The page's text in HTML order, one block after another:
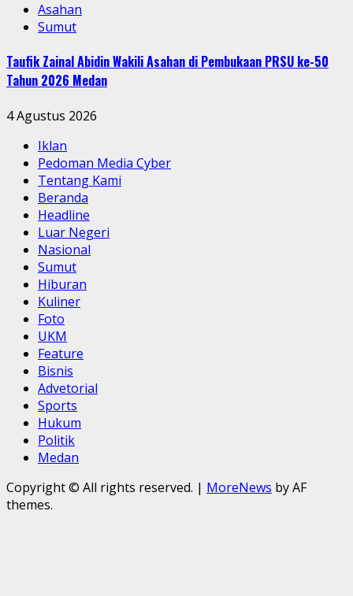
Asahan
Sumut
Taufik Zainal Abidin Wakili Asahan di Pembukaan PRSU ke-50
Tahun 2026 Medan
4 Agustus 2026
Iklan
Pedoman Media Cyber
Tentang Kami
Beranda
Headline
Luar Negeri
Nasional
Sumut
Hiburan
Kuliner
Foto
UKM
Feature
Bisnis
Advetorial
Sports
Hukum
Politik
Medan
Copyright © All rights reserved. | MoreNews by AF
themes.